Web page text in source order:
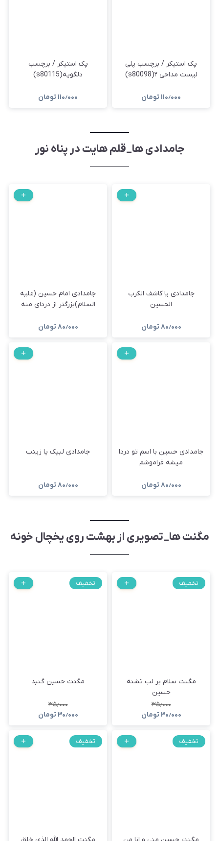
پک استیکر / برچسب پلی
لیست مداحی ۲(s80098)
۱۱۰٫۰۰۰ تومان
پک استیکر / برچسب
دلگویه(s80115)
۱۱۰٫۰۰۰ تومان
جامدادی ها_قلم هایت در پناه نور
جامدادی یا کاشف الکرب
الحسین
۸۰٫۰۰۰ تومان
جامدادی امام حسین (علیه
السلام)بزرگتر از دردای منه
۸۰٫۰۰۰ تومان
جامدادی حسین با اسم تو دردا
میشه فراموشم
۸۰٫۰۰۰ تومان
جامدادی لبیک یا زینب
۸۰٫۰۰۰ تومان
مگنت ها_تصویری از بهشت روی یخچال خونه
تخفیف
مگنت سلام بر لب تشنه
حسین
۳۵٫۰۰۰
۳۰٫۰۰۰ تومان
تخفیف
مگنت حسین گنبد
۳۵٫۰۰۰
۳۰٫۰۰۰ تومان
تخفیف تخفیف